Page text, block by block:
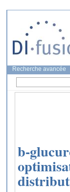
Recherche avancée
b-